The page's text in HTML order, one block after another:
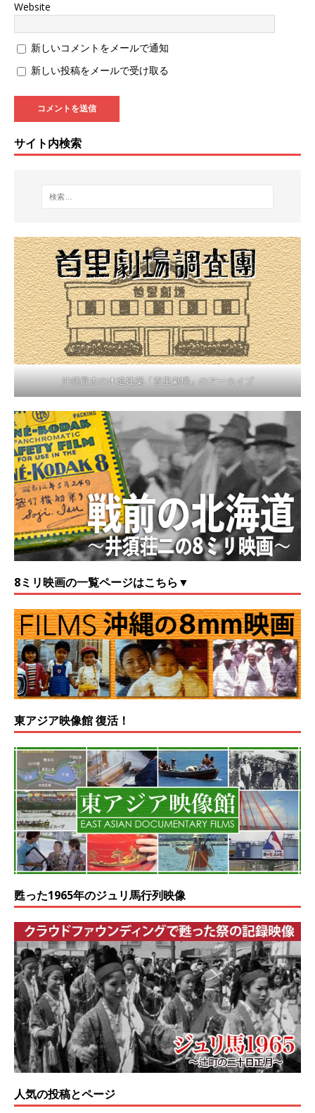
Website
新しいコメントをメールで通知
新しい投稿をメールで受け取る
サイト内検索
沖縄最古の木造建築「首里劇場」のアーカイブ
8ミリ映画の一覧ページはこちら▼
東アジア映像館 復活！
甦った1965年のジュリ馬行列映像
人気の投稿とページ